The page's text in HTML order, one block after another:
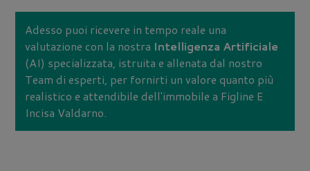
Adesso puoi ricevere in tempo reale una
valutazione con la nostra Intelligenza Artificiale
(AI) specializzata, istruita e allenata dal nostro
Team di esperti, per fornirti un valore quanto più
realistico e attendibile dell'immobile a Figline E
Incisa Valdarno.